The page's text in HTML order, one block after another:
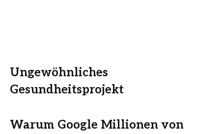
Ungewöhnliches
Gesundheitsprojekt
Warum Google Millionen von